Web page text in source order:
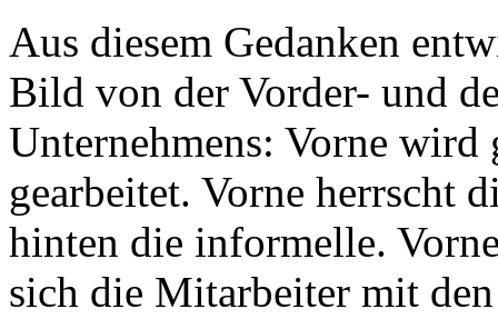
Aus diesem Gedanken
Bild von der Vorder- und
Unternehmens: Vorne
gearbeitet. Vorne herrscht
hinten die informelle.
sich die Mitarbeiter mit